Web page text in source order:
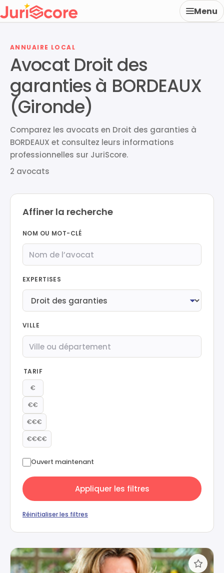
Menu
ANNUAIRE LOCAL
Avocat Droit des
garanties à BORDEAUX
(Gironde)
Comparez les avocats en Droit des garanties à
BORDEAUX et consultez leurs informations
professionnelles sur JuriScore.
2 avocats
Affiner la recherche
NOM OU MOT-CLÉ
EXPERTISES
VILLE
TARIF
€
€€
€€€
€€€€
Ouvert maintenant
Appliquer les filtres
Réinitialiser les filtres